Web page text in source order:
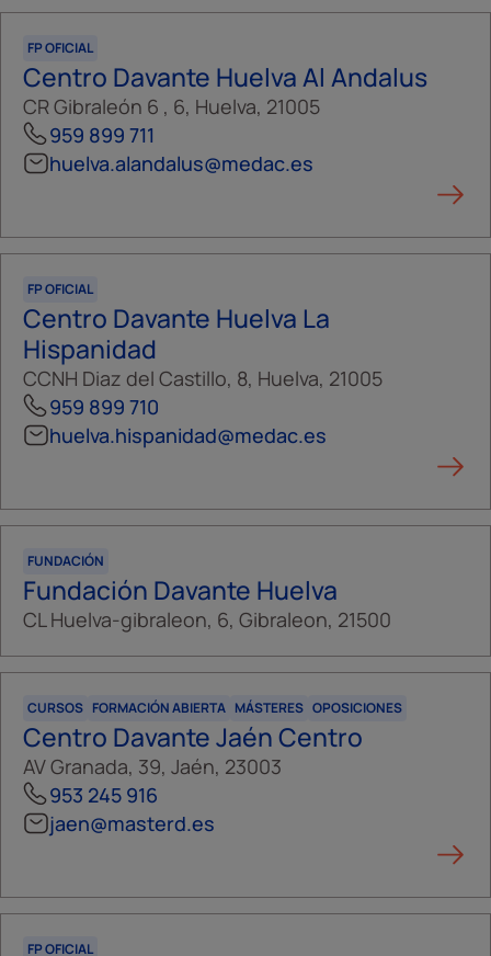
FP OFICIAL
Centro Davante Huelva Al Andalus
CR Gibraleón 6 , 6, Huelva, 21005
959 899 711
huelva.alandalus@medac.es
FP OFICIAL
Centro Davante Huelva La
Hispanidad
CCNH Diaz del Castillo, 8, Huelva, 21005
959 899 710
huelva.hispanidad@medac.es
FUNDACIÓN
Fundación Davante Huelva
CL Huelva-gibraleon, 6, Gibraleon, 21500
CURSOS FORMACIÓN ABIERTA MÁSTERES OPOSICIONES
Centro Davante Jaén Centro
AV Granada, 39, Jaén, 23003
953 245 916
jaen@masterd.es
FP OFICIAL